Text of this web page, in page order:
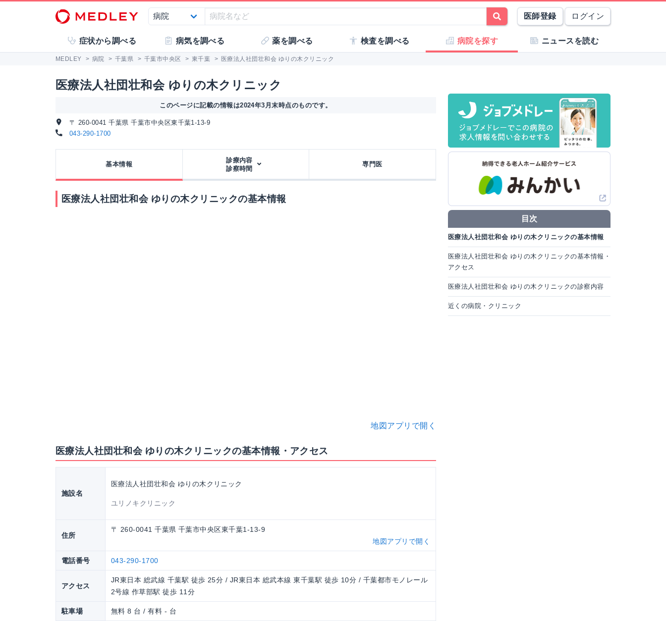
医師登録 ログイン
症状から調べる 病気を調べる 薬を調べる 検査を調べる 病院を探す ニュースを読む
MEDLEY > 病院 > 千葉県 > 千葉市中央区 > 東千葉 > 医療法人社団壮和会 ゆりの木クリニック
医療法人社団壮和会 ゆりの木クリニック
このページに記載の情報は2024年3月末時点のものです。
〒 260-0041 千葉県 千葉市中央区東千葉1-13-9
043-290-1700
基本情報
診療内容
診察時間
専門医
医療法人社団壮和会 ゆりの木クリニックの基本情報
地図アプリで開く
医療法人社団壮和会 ゆりの木クリニックの基本情報・アクセス
施設名
医療法人社団壮和会 ゆりの木クリニック
ユリノキクリニック
住所
〒 260-0041 千葉県 千葉市中央区東千葉1-13-9
地図アプリで開く
電話番号 043-290-1700
アクセス
JR東日本 総武線 千葉駅 徒歩 25分 / JR東日本 総武本線 東千葉駅 徒歩 10分 / 千葉都市モノレール
2号線 作草部駅 徒歩 11分
駐車場 無料 8 台 / 有料 - 台
目次
医療法人社団壮和会 ゆりの木クリニックの基本情報
医療法人社団壮和会 ゆりの木クリニックの基本情報・
アクセス
医療法人社団壮和会 ゆりの木クリニックの診察内容
近くの病院・クリニック